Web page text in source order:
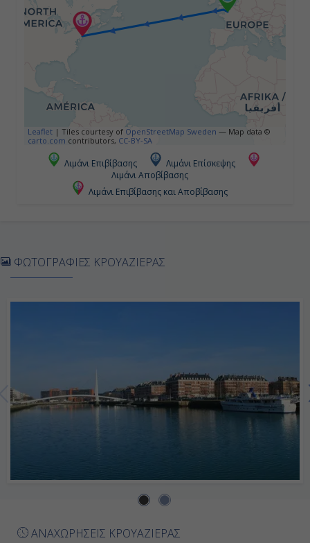
-
Εν Πλω
Ημέρα 6η
-
-
Leaflet | Tiles courtesy of OpenStreetMap Sweden — Map data ©
carto.com contributors, CC-BY-SA
Λιμάνι Επιβίβασης
Λιμάνι Επίσκεψης
Λιμάνι Αποβίβασης
Λιμάνι Επιβίβασης και Αποβίβασης
ΑΝΑΧΩΡΗΣΕΙΣ ΚΡΟΥΑΖΙΕΡΑΣ
ΦΩΤΟΓΡΑΦΙΕΣ ΚΡΟΥΑΖΙΕΡΑΣ